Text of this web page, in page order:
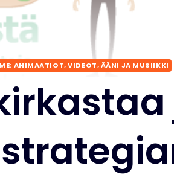
ANIMAATIOT, VIDEOT, ÄÄNI JA MUSIIKKI